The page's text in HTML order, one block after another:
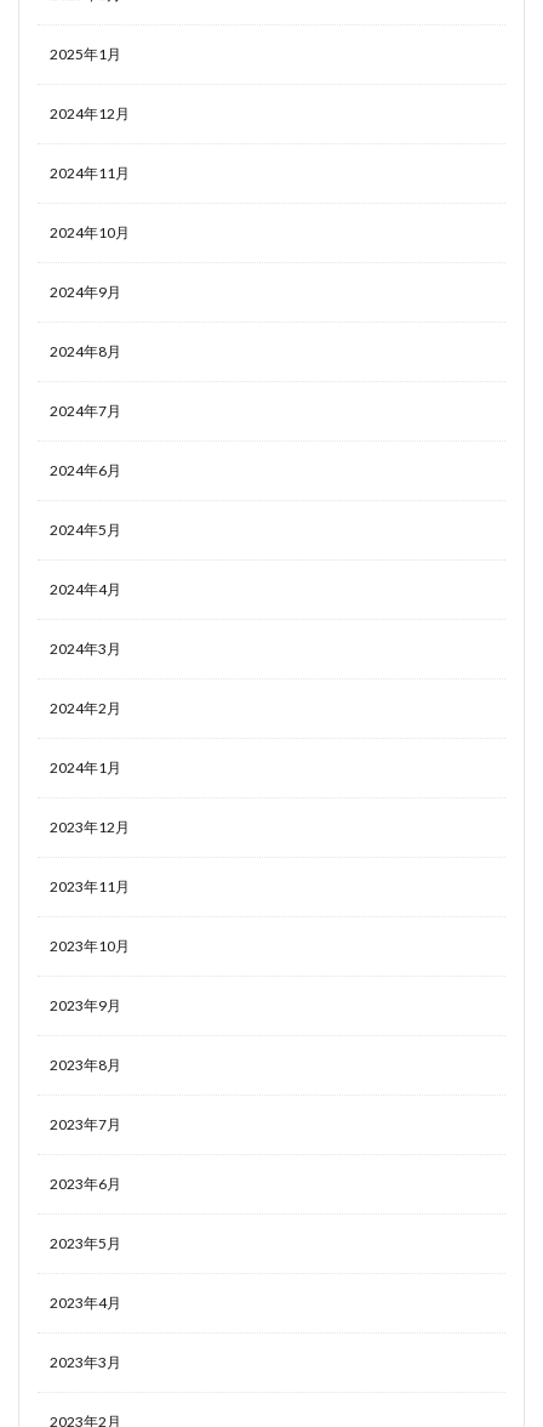
2025年1月
2024年12月
2024年11月
2024年10月
2024年9月
2024年8月
2024年7月
2024年6月
2024年5月
2024年4月
2024年3月
2024年2月
2024年1月
2023年12月
2023年11月
2023年10月
2023年9月
2023年8月
2023年7月
2023年6月
2023年5月
2023年4月
2023年3月
2023年2月